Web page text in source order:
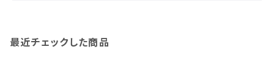
最近チェックした商品